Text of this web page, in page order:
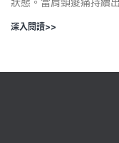
深入閱讀>>